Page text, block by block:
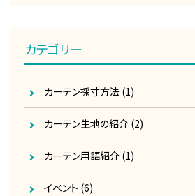
カテゴリー
カーテン採寸方法 (1)
カーテン生地の紹介 (2)
カーテン用語紹介 (1)
イベント (6)